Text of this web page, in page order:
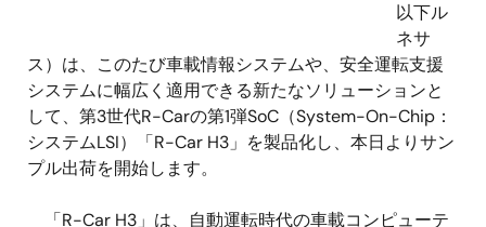
以下ル
ネサ
ス）は、このたび車載情報システムや、安全運転支援
システムに幅広く適用できる新たなソリューションと
して、第3世代R-Carの第1弾SoC（System-On-Chip：
システムLSI）「R-Car H3」を製品化し、本日よりサン
プル出荷を開始します。
「R-Car H3」は、自動運転時代の車載コンピューテ